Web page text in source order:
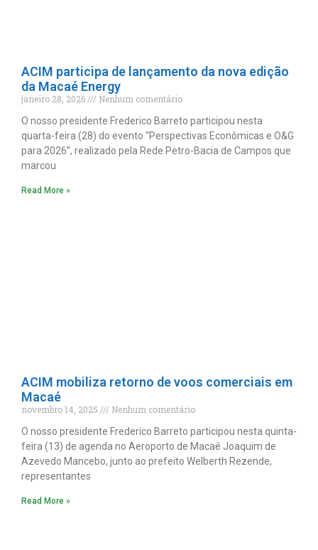
ACIM participa de lançamento da nova edição
da Macaé Energy
janeiro 28, 2026
Nenhum comentário
O nosso presidente Frederico Barreto participou nesta
quarta-feira (28) do evento “Perspectivas Econômicas e O&G
para 2026”, realizado pela Rede Petro-Bacia de Campos que
marcou
Read More »
ACIM mobiliza retorno de voos comerciais em
Macaé
novembro 14, 2025
Nenhum comentário
O nosso presidente Frederico Barreto participou nesta quinta-
feira (13) de agenda no Aeroporto de Macaé Joaquim de
Azevedo Mancebo, junto ao prefeito Welberth Rezende,
representantes
Read More »